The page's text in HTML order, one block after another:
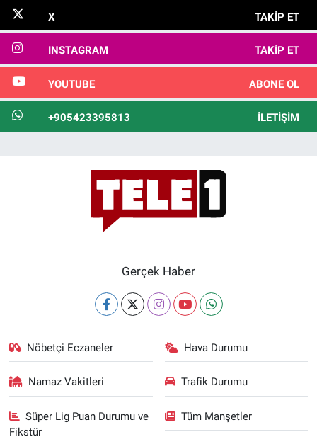
X TAKIP ET
INSTAGRAM TAKIP ET
YOUTUBE ABONE OL
+905423395813 İLETIŞIM
Gerçek Haber
Nöbetçi Eczaneler Hava Durumu
Namaz Vakitleri Trafik Durumu
Süper Lig Puan Durumu ve
Fikstür
Tüm Manşetler